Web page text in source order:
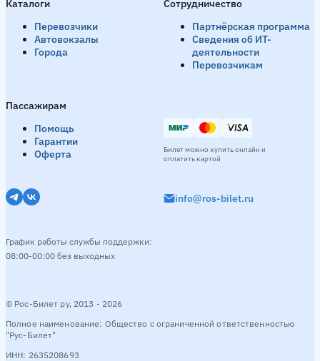
Каталоги
Перевозчики
Автовокзалы
Города
Пассажирам
Помощь
Гарантии
Оферта
Сотрудничество
Партнёрская программа
Сведения об ИТ-
деятельности
Перевозчикам
© Рос-Билет ру, 2013 - 2026
Полное наименование: Общество с ограниченной ответственностью
"Рус-Билет"
ИНН: 2635208693
info@ros-bilet.ru
График работы службы поддержки:
08:00-00:00 без выходных
Билет можно купить онлайн и
оплатить картой